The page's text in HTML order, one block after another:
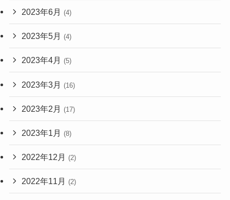
2023年6月 (4)
2023年5月 (4)
2023年4月 (5)
2023年3月 (16)
2023年2月 (17)
2023年1月 (8)
2022年12月 (2)
2022年11月 (2)